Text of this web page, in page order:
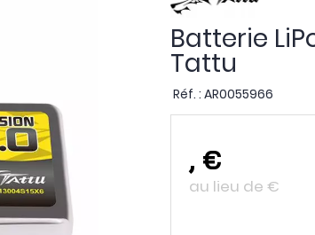
Batterie
Tattu
Réf. : AR0055966
, €
au lieu de €